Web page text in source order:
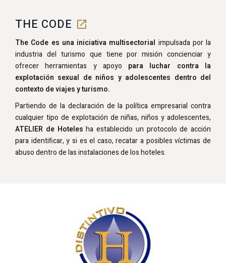
THE CODE
The Code es una iniciativa multisectorial impulsada por la
industria del turismo que tiene por misión concienciar y
ofrecer herramientas y apoyo para luchar contra la
explotación sexual de niños y adolescentes dentro del
contexto de viajes y turismo.
Partiendo de la declaración de la política empresarial contra
cualquier tipo de explotación de niñas, niños y adolescentes,
ATELIER de Hoteles ha establecido un protocolo de acción
para identificar, y si es el caso, recatar a posibles víctimas de
abuso dentro de las instalaciones de los hoteles.